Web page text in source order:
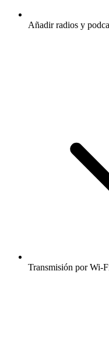
Añadir radios y
Transmisión por Wi-